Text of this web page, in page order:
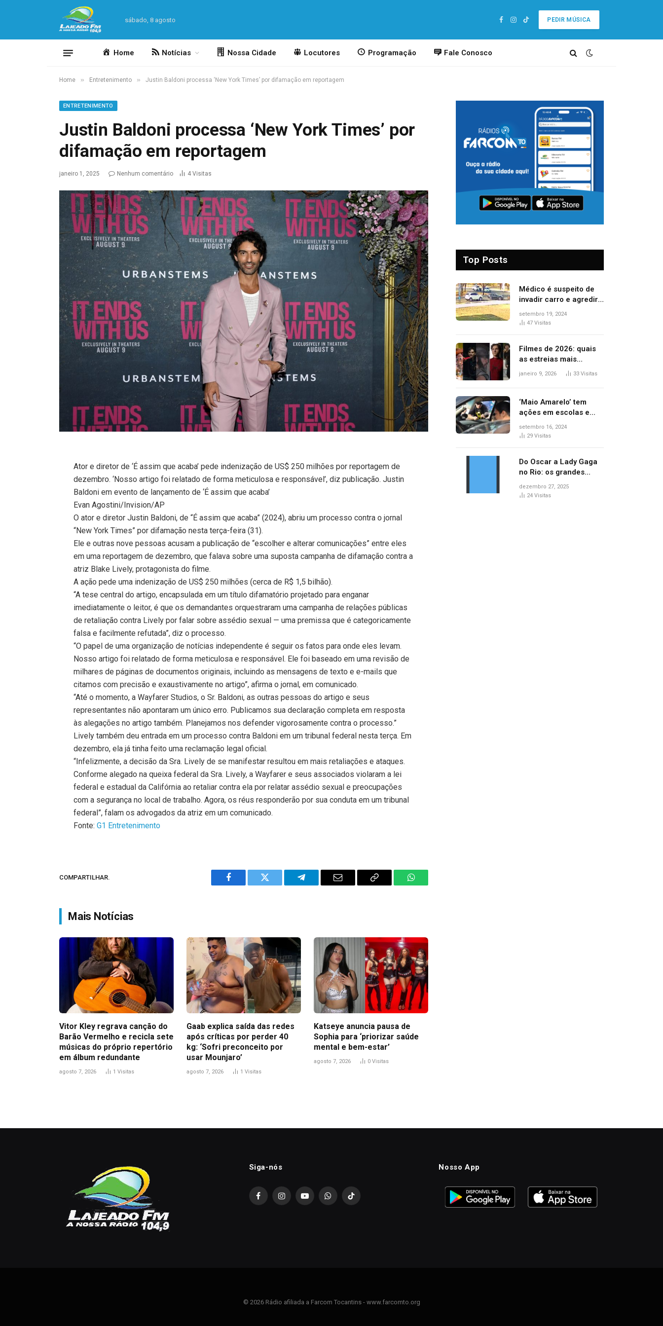
sábado, 8 agosto
Facebook
Instagram
TikTok
PEDIR MÚSICA
Home Notícias Nossa Cidade Locutores Programação Fale Conosco
Home » Entretenimento » Justin Baldoni processa ‘New York Times’ por difamação em reportagem
ENTRETENIMENTO
Justin Baldoni processa ‘New York Times’ por
difamação em reportagem
janeiro 1, 2025 Nenhum comentário 4 Visitas
Ator e diretor de ‘É assim que acaba’ pede indenização de US$ 250 milhões por reportagem de
dezembro. ‘Nosso artigo foi relatado de forma meticulosa e responsável’, diz publicação. Justin
Baldoni em evento de lançamento de ‘É assim que acaba’
Evan Agostini/Invision/AP
O ator e diretor Justin Baldoni, de “É assim que acaba” (2024), abriu um processo contra o jornal
“New York Times” por difamação nesta terça-feira (31).
Ele e outras nove pessoas acusam a publicação de “escolher e alterar comunicações” entre eles
em uma reportagem de dezembro, que falava sobre uma suposta campanha de difamação contra a
atriz Blake Lively, protagonista do filme.
A ação pede uma indenização de US$ 250 milhões (cerca de R$ 1,5 bilhão).
“A tese central do artigo, encapsulada em um título difamatório projetado para enganar
imediatamente o leitor, é que os demandantes orquestraram uma campanha de relações públicas
de retaliação contra Lively por falar sobre assédio sexual — uma premissa que é categoricamente
falsa e facilmente refutada”, diz o processo.
“O papel de uma organização de notícias independente é seguir os fatos para onde eles levam.
Nosso artigo foi relatado de forma meticulosa e responsável. Ele foi baseado em uma revisão de
milhares de páginas de documentos originais, incluindo as mensagens de texto e e-mails que
citamos com precisão e exaustivamente no artigo”, afirma o jornal, em comunicado.
“Até o momento, a Wayfarer Studios, o Sr. Baldoni, as outras pessoas do artigo e seus
representantes não apontaram um único erro. Publicamos sua declaração completa em resposta
às alegações no artigo também. Planejamos nos defender vigorosamente contra o processo.”
Lively também deu entrada em um processo contra Baldoni em um tribunal federal nesta terça. Em
dezembro, ela já tinha feito uma reclamação legal oficial.
“Infelizmente, a decisão da Sra. Lively de se manifestar resultou em mais retaliações e ataques.
Conforme alegado na queixa federal da Sra. Lively, a Wayfarer e seus associados violaram a lei
federal e estadual da Califórnia ao retaliar contra ela por relatar assédio sexual e preocupações
com a segurança no local de trabalho. Agora, os réus responderão por sua conduta em um tribunal
federal”, falam os advogados da atriz em um comunicado.
Fonte:G1 Entretenimento
COMPARTILHAR.
Facebook Twitter Telegram Email
Copy
WhatsApp
Mais Notícias
Vitor Kley regrava canção do
Barão Vermelho e recicla sete
músicas do próprio repertório
em álbum redundante
agosto 7, 2026 1 Visitas
Gaab explica saída das redes
após críticas por perder 40
kg: ‘Sofri preconceito por
usar Mounjaro’
agosto 7, 2026 1 Visitas
Katseye anuncia pausa de
Sophia para ‘priorizar saúde
mental e bem-estar’
agosto 7, 2026 0 Visitas
Top Posts
Médico é suspeito de
invadir carro e agredir
delegado aposentado
durante confusão no
setembro 19, 2024
47 Visitas
Filmes de 2026: quais
as estreias mais
aguardadas do ano?
janeiro 9, 2026 33 Visitas
‘Maio Amarelo’ tem
ações em escolas e
ruas para prevenir
acidentes no trânsito
setembro 16, 2024
29 Visitas
Do Oscar a Lady Gaga
no Rio: os grandes
marcos da cultura em
2025
dezembro 27, 2025
24 Visitas
Siga-nós
FacebookInstagramYouTubeWhatsAppTikTok
Nosso App
© 2026 Rádio afiliada a Farcom Tocantins - www.farcomto.org